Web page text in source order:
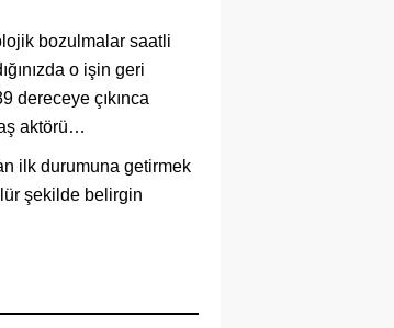
bozulmalar saatli
o işin geri
dereceye çıkınca
aktörü…
ilk durumuna getirmek
şekilde belirgin